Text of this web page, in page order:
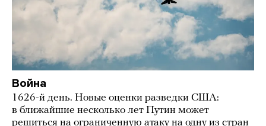
Война
1626-й день. Новые оценки разведки США:
в ближайшие несколько лет Путин может
решиться на ограниченную атаку на одну из стран